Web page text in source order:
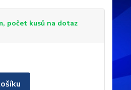
počet kusů na dotaz